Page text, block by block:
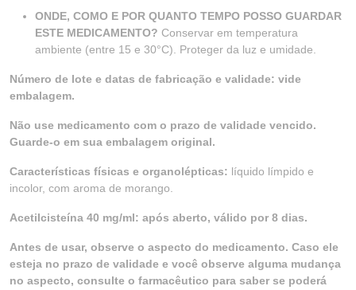
ONDE, COMO E POR QUANTO TEMPO POSSO GUARDAR
ESTE MEDICAMENTO? Conservar em temperatura
ambiente (entre 15 e 30°C). Proteger da luz e umidade.
Número de lote e datas de fabricação e validade: vide
embalagem.
Não use medicamento com o prazo de validade vencido.
Guarde-o em sua embalagem original.
Características físicas e organolépticas: líquido límpido e
incolor, com aroma de morango.
Acetilcisteína 40 mg/ml: após aberto, válido por 8 dias.
Antes de usar, observe o aspecto do medicamento. Caso ele
esteja no prazo de validade e você observe alguma mudança
no aspecto, consulte o farmacêutico para saber se poderá